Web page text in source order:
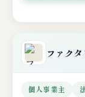
ファク
個人事業主